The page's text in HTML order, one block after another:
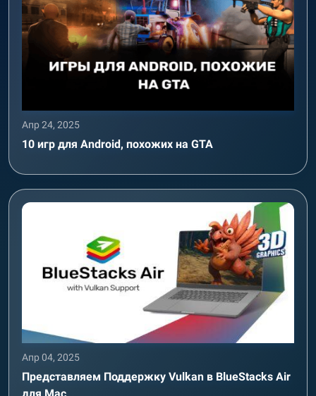
Апр 24, 2025
10 игр для Android, похожих на GTA
Апр 04, 2025
Представляем Поддержку Vulkan в BlueStacks Air